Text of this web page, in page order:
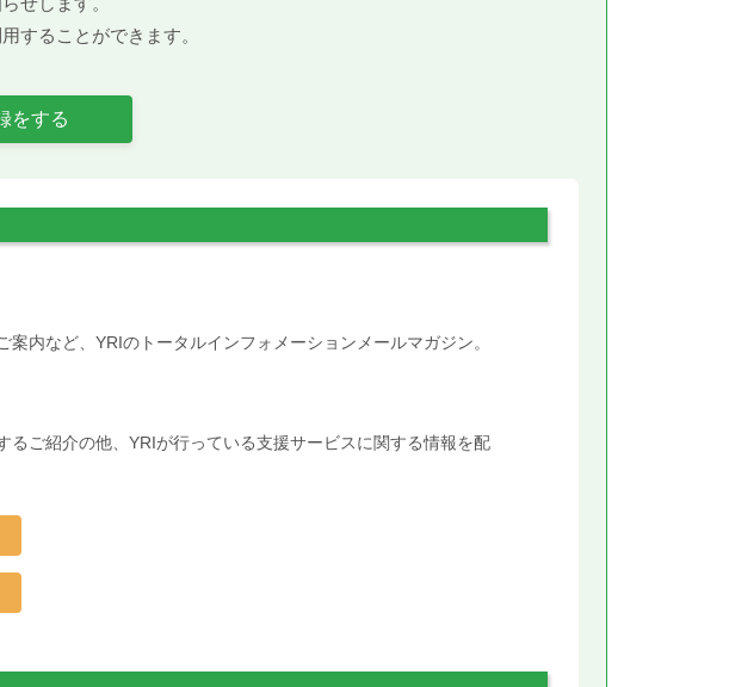
することができます。
をする
内など、YRIのトータルインフォメーションメールマガジン。
ご紹介の他、YRIが行っている支援サービスに関する情報を配